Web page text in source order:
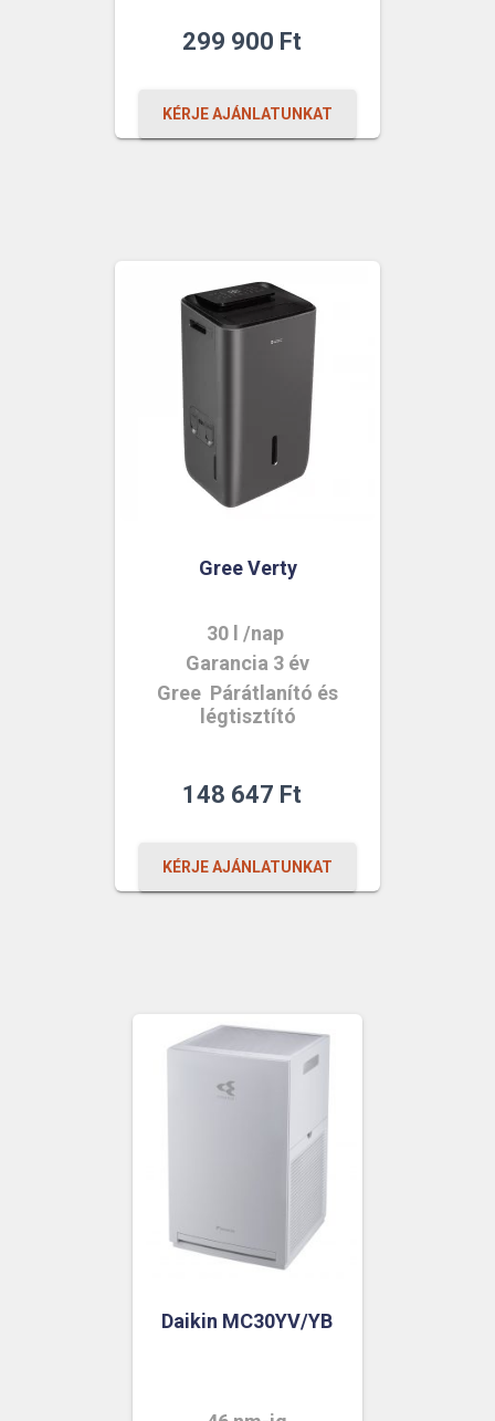
299 900 Ft
KÉRJE AJÁNLATUNKAT
Gree Verty
30 l /nap
Garancia 3 év
Gree Párátlanító és
légtisztító
148 647 Ft
KÉRJE AJÁNLATUNKAT
Daikin MC30YV/YB